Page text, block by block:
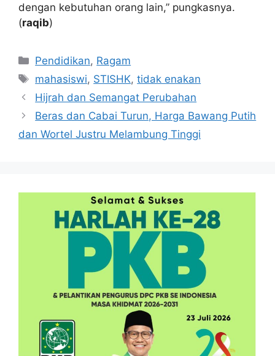
dengan kebutuhan orang lain,” pungkasnya.
(raqib)
Kategori
Pendidikan, Ragam
Tag
mahasiswi, STISHK,tidak enakan
Hijrah dan Semangat Perubahan
Beras dan Cabai Turun, Harga Bawang Putih
dan Wortel Justru Melambung Tinggi